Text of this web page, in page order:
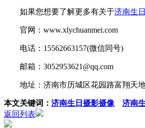
如果您想要了解更多有关于济南生
官网：www.xlychuanmei.com
电话：15562663157(微信同号)
邮箱：3052953621@qq.com
地址：济南市历城区花园路富翔天
本文关键词： 济南生日摄影摄像
济南
返回列表